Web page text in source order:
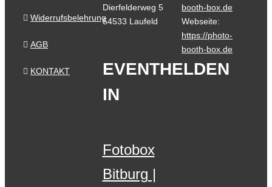
Widerrufsbelehrung
AGB
KONTAKT
Dierfelderweg 5
54533 Laufeld
booth-box.de
Webseite:
https://photo-
booth-box.de
EVENTHELDEN
IN
Fotobox
Bitburg